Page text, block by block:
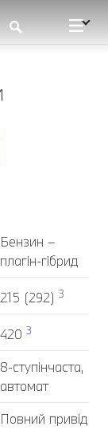
Steptronic
Бензин –
плагін-гібрид
215 (292) 3
420 3
8-ступінчаста,
автомат
Повний привід